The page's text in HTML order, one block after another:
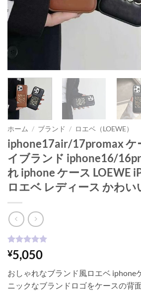
ホーム / ブランド / ロエベ（LOEWE）
iphone17air/17promax ケ
イブランド iphone16/
れ iphone ケース LOEWE
ロエベ レディース かわい
1
件の利用者
評価に基づ
価のうち、
5点
¥5,050
おしゃれなブランド風ロエベ iphone
ニックなブランドロゴをケースの背